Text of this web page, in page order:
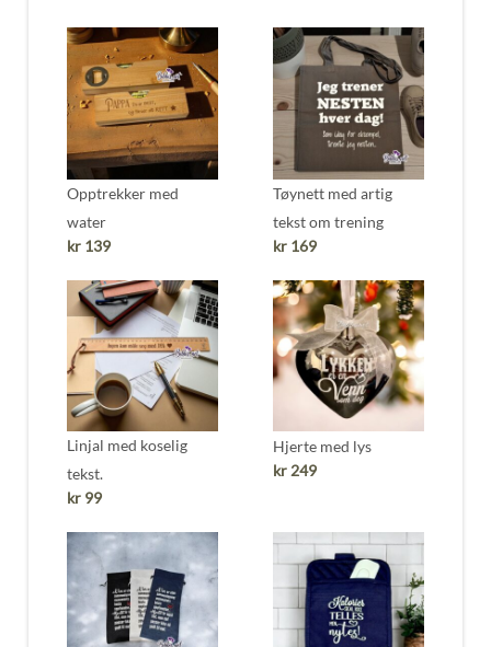
Opptrekker med
water
kr139
Tøynett med artig
tekst om trening
kr 169
Linjal med koselig
tekst.
kr99
Hjerte med lys
kr 249